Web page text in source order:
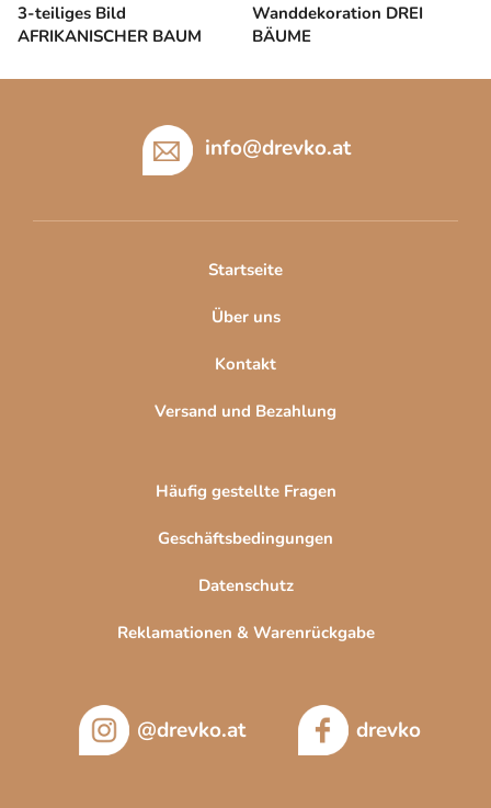
3-teiliges Bild
AFRIKANISCHER BAUM
Wanddekoration DREI
BÄUME
info@drevko.at
Startseite
Über uns
Kontakt
Versand und Bezahlung
Häufig gestellte Fragen
Geschäftsbedingungen
Datenschutz
Reklamationen & Warenrückgabe
@drevko.at drevko